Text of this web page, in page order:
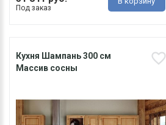
Под заказ
Кухня Шампань 300 см
Массив сосны